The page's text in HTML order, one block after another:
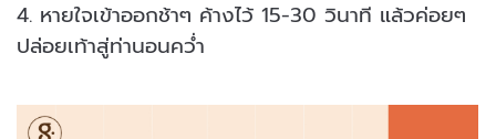
4. หายใจเข้าออกช้าๆ ค้างไว้ 15-30 วินาที แล้วค่อยๆ
ปล่อยเท้าสู่ท่านอนคว่ำ